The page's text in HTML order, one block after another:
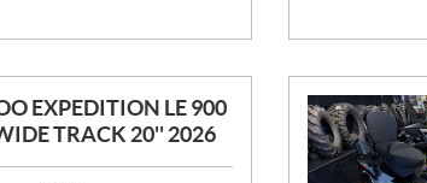
EXPEDITION LE 900
TRACK 20'' 2026